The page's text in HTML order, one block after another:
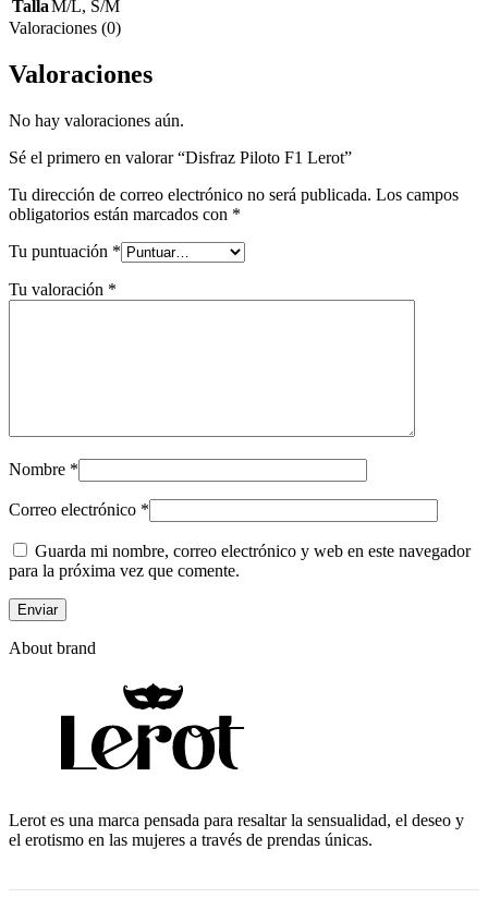
TallaM/L, S/M
Valoraciones (0)
Valoraciones
No hay valoraciones aún.
Sé el primero en valorar “Disfraz Piloto F1 Lerot”
Tu dirección de correo electrónico no será publicada. Los campos
obligatorios están marcados con *
Tu puntuación *
Tu valoración *
Nombre *
Correo electrónico *
Guarda mi nombre, correo electrónico y web en este navegador
para la próxima vez que comente.
About brand
Lerot es una marca pensada para resaltar la sensualidad, el deseo y
el erotismo en las mujeres a través de prendas únicas.